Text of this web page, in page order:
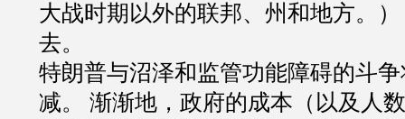
大战时期以外的联邦、州和地方。
去。
特朗普与沼泽和监管功能障碍的斗
减。 渐渐地，政府的成本（以及人